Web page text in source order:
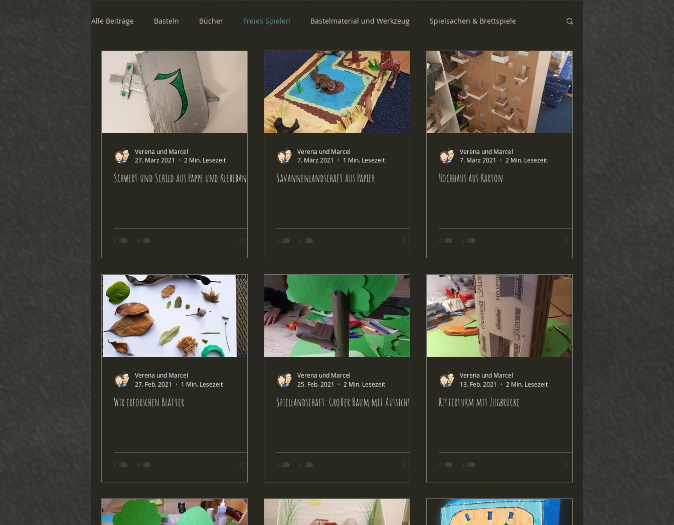
Alle Beiträge Basteln Bücher Freies Spielen Bastelmaterial und Werkzeug Spielsachen & Brettspiele
Forschen & Experimentieren Aus der Kita
Schwert und Schild aus Pappe und Klebeband
Verena und Marcel
27. März 2021
2 Min. Lesezeit
Savannenlandschaft aus Papier
Verena und Marcel
7. März 2021
1 Min. Lesezeit
Hochhaus aus Karton
Verena und Marcel
7. März 2021
2 Min. Lesezeit
Wir erforschen Blätter
Verena und Marcel
27. Feb. 2021
1 Min. Lesezeit
Spiellandschaft: Großer Baum mit Aussicht
Verena und Marcel
25. Feb. 2021
2 Min. Lesezeit
Ritterturm mit Zugbrücke
Verena und Marcel
13. Feb. 2021
2 Min. Lesezeit